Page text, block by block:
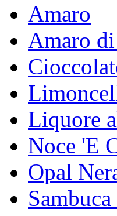
Amaro
Amaro
Liquore
Noce 'E
Opal